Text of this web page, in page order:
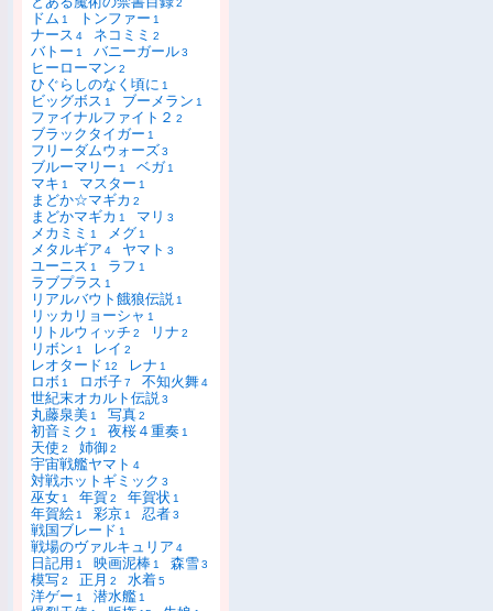
2
ドム 1 トンファー 1
ナース 4 ネコミミ 2
バトー 1 バニーガール3
ヒーローマン 2
ひぐらしのなく頃に 1
ビッグボス 1 ブーメラン 1
ファイナルファイト２ 2
ブラックタイガー 1
フリーダムウォーズ3
ブルーマリー 1 ベガ 1
マキ 1 マスター 1
まどか☆マギカ 2
まどかマギカ 1 マリ 3
メカミミ 1 メグ 1
メタルギア 4 ヤマト 3
ユーニス 1 ラフ 1
ラブプラス 1
リアルバウト餓狼伝説 1
リッカリョーシャ 1
リトルウィッチ 2 リナ 2
リボン 1 レイ 2
レオタード 12 レナ 1
ロボ 1 ロボ子7 不知火舞4
世紀末オカルト伝説3
丸藤泉美 1 写真2
初音ミク 1 夜桜４重奏 1
天使 2 姉御2
宇宙戦艦ヤマト 4
対戦ホットギミック 3
巫女 1 年賀2 年賀状 1
年賀絵 1 彩京 1 忍者3
戦国ブレード 1
戦場のヴァルキュリア 4
日記用 1 映画泥棒 1 森雪3
模写2 正月 2 水着5
洋ゲー 1 潜水艦 1